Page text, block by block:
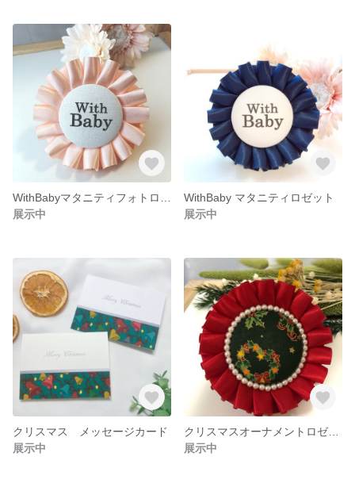
展示中
WithBaby マタニティロゼット
展示中
クリスマス メッセージカード
展示中
クリスマスオーナメントロゼット
展示中